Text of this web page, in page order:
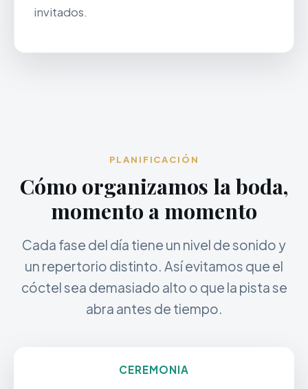
invitados.
PLANIFICACIÓN
Cómo organizamos la boda,
momento a momento
Cada fase del día tiene un nivel de sonido y
un repertorio distinto. Así evitamos que el
cóctel sea demasiado alto o que la pista se
abra antes de tiempo.
CEREMONIA